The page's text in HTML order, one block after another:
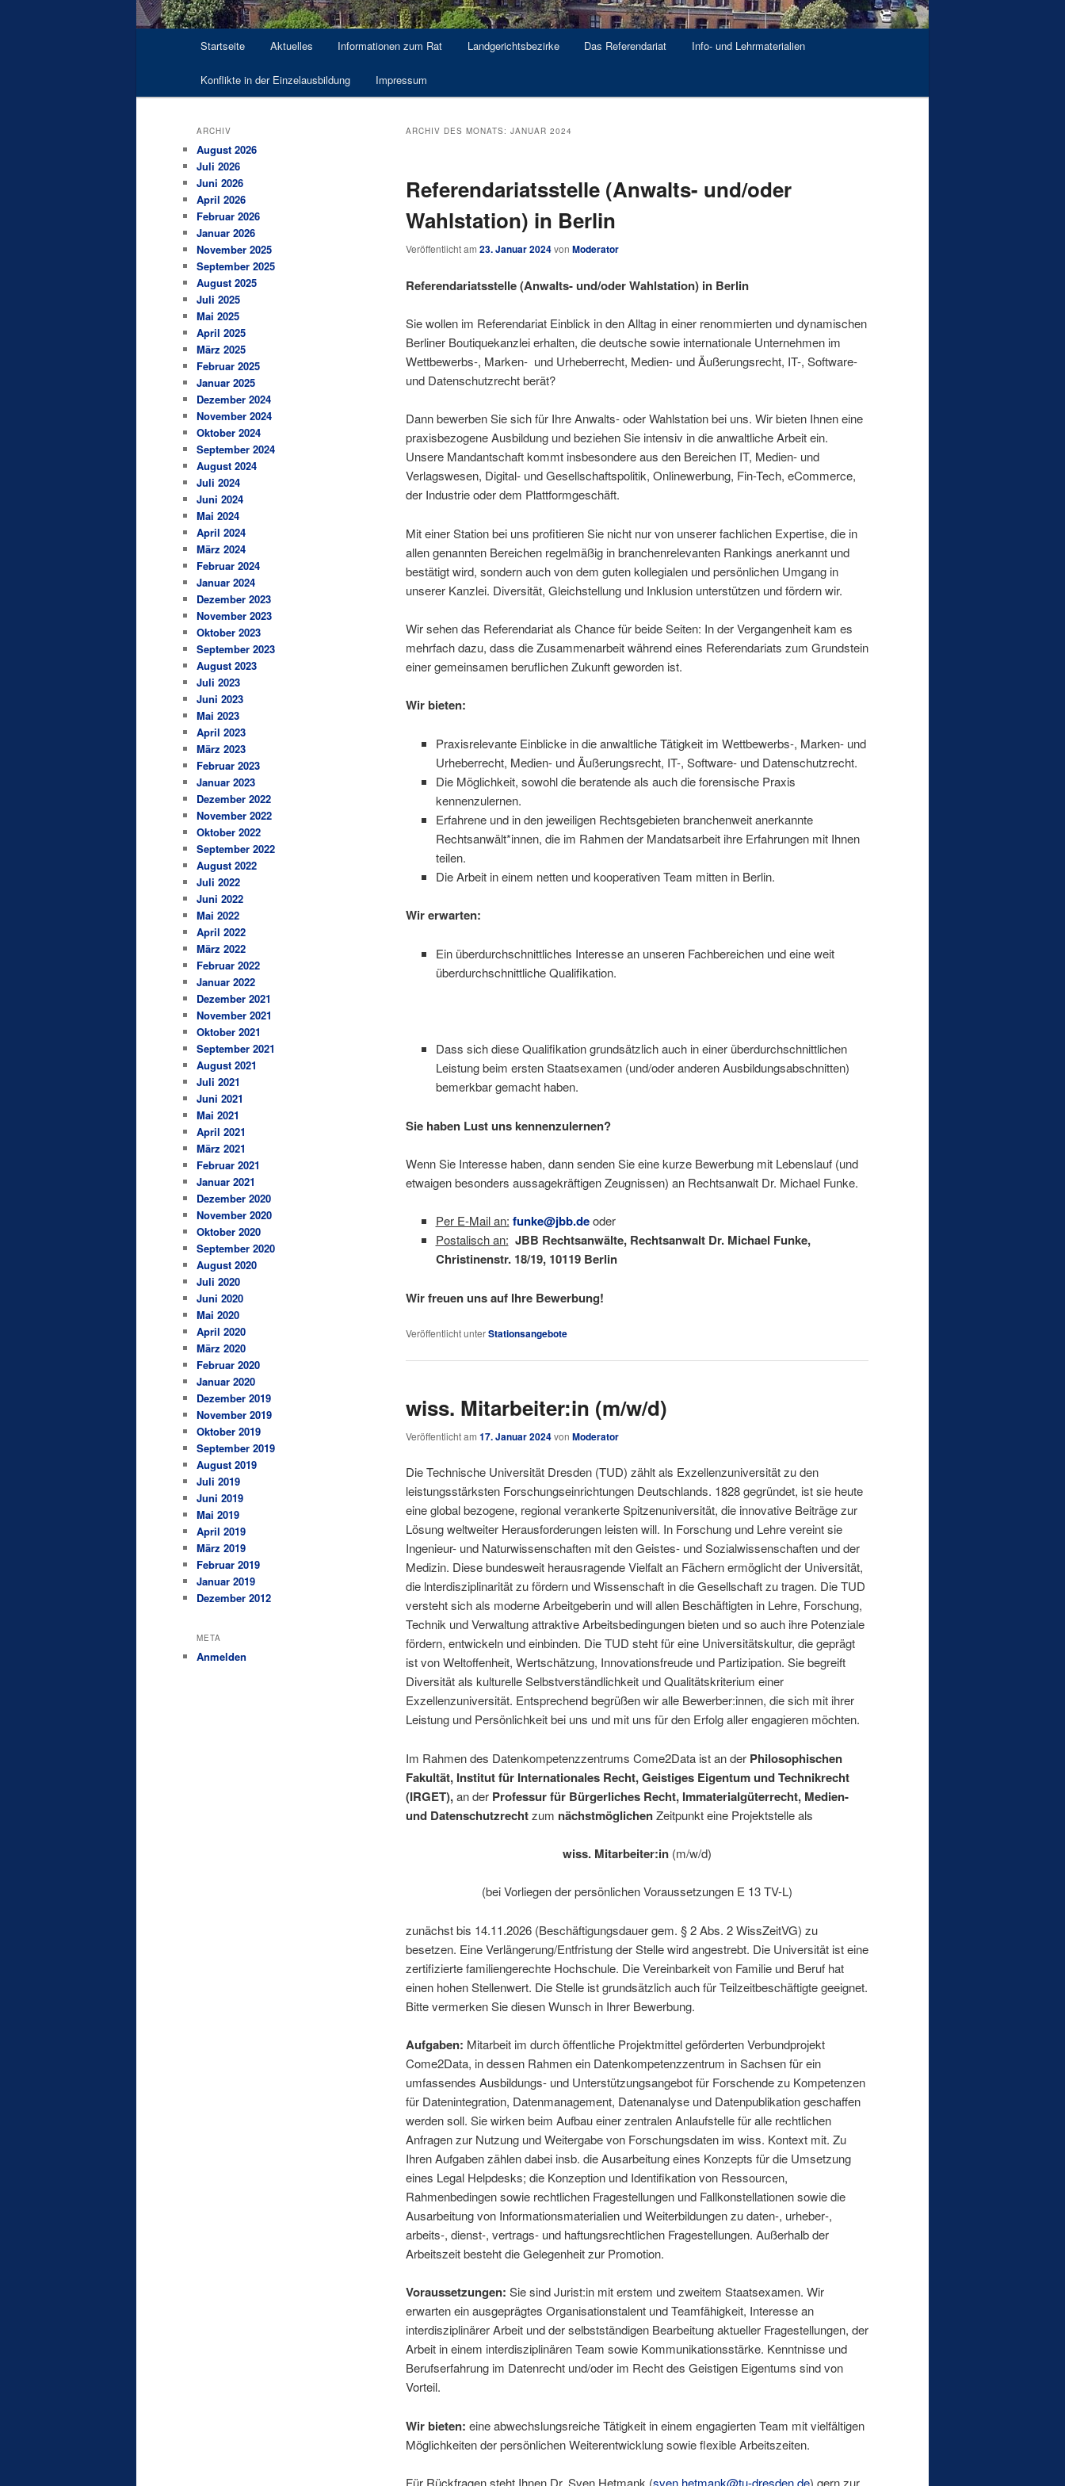
Startseite Aktuelles Informationen zum Rat Landgerichtsbezirke Das Referendariat Info- und Lehrmaterialien
Konflikte in der Einzelausbildung Impressum
ARCHIV DES MONATS: JANUAR 2024
Referendariatsstelle (Anwalts- und/oder
Wahlstation) in Berlin
Veröffentlicht am 23. Januar 2024von Moderator
Referendariatsstelle (Anwalts- und/oder Wahlstation) in Berlin
Sie wollen im Referendariat Einblick in den Alltag in einer renommierten und dynamischen
Berliner Boutiquekanzlei erhalten, die deutsche sowie internationale Unternehmen im
Wettbewerbs-, Marken- und Urheberrecht, Medien- und Äußerungsrecht, IT-, Software-
und Datenschutzrecht berät?
Dann bewerben Sie sich für Ihre Anwalts- oder Wahlstation bei uns. Wir bieten Ihnen eine
praxisbezogene Ausbildung und beziehen Sie intensiv in die anwaltliche Arbeit ein.
Unsere Mandantschaft kommt insbesondere aus den Bereichen IT, Medien- und
Verlagswesen, Digital- und Gesellschaftspolitik, Onlinewerbung, Fin-Tech, eCommerce,
der Industrie oder dem Plattformgeschäft.
Mit einer Station bei uns profitieren Sie nicht nur von unserer fachlichen Expertise, die in
allen genannten Bereichen regelmäßig in branchenrelevanten Rankings anerkannt und
bestätigt wird, sondern auch von dem guten kollegialen und persönlichen Umgang in
unserer Kanzlei. Diversität, Gleichstellung und Inklusion unterstützen und fördern wir.
Wir sehen das Referendariat als Chance für beide Seiten: In der Vergangenheit kam es
mehrfach dazu, dass die Zusammenarbeit während eines Referendariats zum Grundstein
einer gemeinsamen beruflichen Zukunft geworden ist.
Wir bieten:
Praxisrelevante Einblicke in die anwaltliche Tätigkeit im Wettbewerbs-, Marken- und
Urheberrecht, Medien- und Äußerungsrecht, IT-, Software- und Datenschutzrecht.
Die Möglichkeit, sowohl die beratende als auch die forensische Praxis
kennenzulernen.
Erfahrene und in den jeweiligen Rechtsgebieten branchenweit anerkannte
Rechtsanwält*innen, die im Rahmen der Mandatsarbeit ihre Erfahrungen mit Ihnen
teilen.
Die Arbeit in einem netten und kooperativen Team mitten in Berlin.
Wir erwarten:
Ein überdurchschnittliches Interesse an unseren Fachbereichen und eine weit
überdurchschnittliche Qualifikation.
Dass sich diese Qualifikation grundsätzlich auch in einer überdurchschnittlichen
Leistung beim ersten Staatsexamen (und/oder anderen Ausbildungsabschnitten)
bemerkbar gemacht haben.
Sie haben Lust uns kennenzulernen?
Wenn Sie Interesse haben, dann senden Sie eine kurze Bewerbung mit Lebenslauf (und
etwaigen besonders aussagekräftigen Zeugnissen) an Rechtsanwalt Dr. Michael Funke.
Per E-Mail an: funke@jbb.deoder
Postalisch an: JBB Rechtsanwälte, Rechtsanwalt Dr. Michael Funke,
Christinenstr. 18/19, 10119 Berlin
Wir freuen uns auf Ihre Bewerbung!
Veröffentlicht unterStationsangebote
wiss. Mitarbeiter:in (m/w/d)
Veröffentlicht am 17. Januar 2024von Moderator
Die Technische Universität Dresden (TUD) zählt als Exzellenzuniversität zu den
leistungsstärksten Forschungseinrichtungen Deutschlands. 1828 gegründet, ist sie heute
eine global bezogene, regional verankerte Spitzenuniversität, die innovative Beiträge zur
Lösung weltweiter Herausforderungen leisten will. In Forschung und Lehre vereint sie
Ingenieur- und Naturwissenschaften mit den Geistes- und Sozialwissenschaften und der
Medizin. Diese bundesweit herausragende Vielfalt an Fächern ermöglicht der Universität,
die lnterdisziplinarität zu fördern und Wissenschaft in die Gesellschaft zu tragen. Die TUD
versteht sich als moderne Arbeitgeberin und will allen Beschäftigten in Lehre, Forschung,
Technik und Verwaltung attraktive Arbeitsbedingungen bieten und so auch ihre Potenziale
fördern, entwickeln und einbinden. Die TUD steht für eine Universitätskultur, die geprägt
ist von Weltoffenheit, Wertschätzung, Innovationsfreude und Partizipation. Sie begreift
Diversität als kulturelle Selbstverständlichkeit und Qualitätskriterium einer
Exzellenzuniversität. Entsprechend begrüßen wir alle Bewerber:innen, die sich mit ihrer
Leistung und Persönlichkeit bei uns und mit uns für den Erfolg aller engagieren möchten.
Im Rahmen des Datenkompetenzzentrums Come2Data ist an der Philosophischen
Fakultät, Institut für Internationales Recht, Geistiges Eigentum und Technikrecht
(IRGET),an der Professur für Bürgerliches Recht, Immaterialgüterrecht, Medien-
und Datenschutzrechtzum nächstmöglichenZeitpunkt eine Projektstelle als
wiss. Mitarbeiter:in (m/w/d)
(bei Vorliegen der persönlichen Voraussetzungen E 13 TV-L)
zunächst bis 14.11.2026 (Beschäftigungsdauer gem. § 2 Abs. 2 WissZeitVG) zu
besetzen. Eine Verlängerung/Entfristung der Stelle wird angestrebt. Die Universität ist eine
zertifizierte familiengerechte Hochschule. Die Vereinbarkeit von Familie und Beruf hat
einen hohen Stellenwert. Die Stelle ist grundsätzlich auch für Teilzeitbeschäftigte geeignet.
Bitte vermerken Sie diesen Wunsch in Ihrer Bewerbung.
Aufgaben: Mitarbeit im durch öffentliche Projektmittel geförderten Verbundprojekt
Come2Data, in dessen Rahmen ein Datenkompetenzzentrum in Sachsen für ein
umfassendes Ausbildungs- und Unterstützungsangebot für Forschende zu Kompetenzen
für Datenintegration, Datenmanagement, Datenanalyse und Datenpublikation geschaffen
werden soll. Sie wirken beim Aufbau einer zentralen Anlaufstelle für alle rechtlichen
Anfragen zur Nutzung und Weitergabe von Forschungsdaten im wiss. Kontext mit. Zu
Ihren Aufgaben zählen dabei insb. die Ausarbeitung eines Konzepts für die Umsetzung
eines Legal Helpdesks; die Konzeption und Identifikation von Ressourcen,
Rahmenbedingen sowie rechtlichen Fragestellungen und Fallkonstellationen sowie die
Ausarbeitung von Informationsmaterialien und Weiterbildungen zu daten-, urheber‑,
arbeits‑, dienst‑, vertrags‑ und haftungsrechtlichen Fragestellungen. Außerhalb der
Arbeitszeit besteht die Gelegenheit zur Promotion.
Voraussetzungen: Sie sind Jurist:in mit erstem und zweitem Staatsexamen. Wir
erwarten ein ausgeprägtes Organisationstalent und Teamfähigkeit, Interesse an
interdisziplinärer Arbeit und der selbstständigen Bearbeitung aktueller Fragestellungen, der
Arbeit in einem interdisziplinären Team sowie Kommunikationsstärke. Kenntnisse und
Berufserfahrung im Datenrecht und/oder im Recht des Geistigen Eigentums sind von
Vorteil.
Wir bieten: eine abwechslungsreiche Tätigkeit in einem engagierten Team mit vielfältigen
Möglichkeiten der persönlichen Weiterentwicklung sowie flexible Arbeitszeiten.
Für Rückfragen steht Ihnen Dr. Sven Hetmank (sven.hetmank@tu-dresden.de) gern zur
ARCHIV
August 2026
Juli 2026
Juni 2026
April 2026
Februar 2026
Januar 2026
November 2025
September 2025
August 2025
Juli 2025
Mai 2025
April 2025
März 2025
Februar 2025
Januar 2025
Dezember 2024
November 2024
Oktober 2024
September 2024
August 2024
Juli 2024
Juni 2024
Mai 2024
April 2024
März 2024
Februar 2024
Januar 2024
Dezember 2023
November 2023
Oktober 2023
September 2023
August 2023
Juli 2023
Juni 2023
Mai 2023
April 2023
März 2023
Februar 2023
Januar 2023
Dezember 2022
November 2022
Oktober 2022
September 2022
August 2022
Juli 2022
Juni 2022
Mai 2022
April 2022
März 2022
Februar 2022
Januar 2022
Dezember 2021
November 2021
Oktober 2021
September 2021
August 2021
Juli 2021
Juni 2021
Mai 2021
April 2021
März 2021
Februar 2021
Januar 2021
Dezember 2020
November 2020
Oktober 2020
September 2020
August 2020
Juli 2020
Juni 2020
Mai 2020
April 2020
März 2020
Februar 2020
Januar 2020
Dezember 2019
November 2019
Oktober 2019
September 2019
August 2019
Juli 2019
Juni 2019
Mai 2019
April 2019
März 2019
Februar 2019
Januar 2019
Dezember 2012
META
Anmelden